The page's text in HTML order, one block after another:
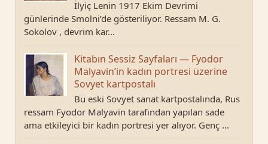
İlyiç Lenin 1917 Ekim Devrimi
günlerinde Smolni’de gösteriliyor. Ressam M. G.
Sokolov , devrim kar...
Kitabın Sessiz Sayfaları — Fyodor
Malyavin’in kadın portresi üzerine
Sovyet kartpostalı
Bu eski Sovyet sanat kartpostalında, Rus
ressam Fyodor Malyavin tarafından yapılan sade
ama etkileyici bir kadın portresi yer alıyor. Genç ...